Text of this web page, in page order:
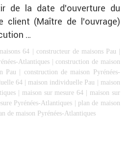
de la date d’ouverture du
client (Maître de l’ouvrage)
…
64 constructeur de maisons Pau
Atlantiques
construction de maison
Pau
construction de maison Pyrénées-
64| maison individuelle Pau
maison
maison sur mesure 64
maison sur
Pyrénées-Atlantiques
plan de maison
de maison Pyrénées-Atlantiques